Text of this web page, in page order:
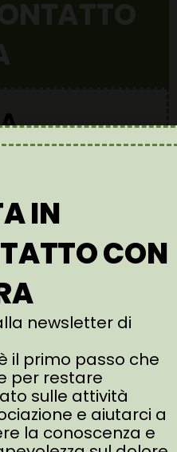
Acconsento
al
trattamento
dei dati
IN
CON
newsletter di
il primo passo che
per restare
sulle attività
e aiutarci a
la conoscenza e